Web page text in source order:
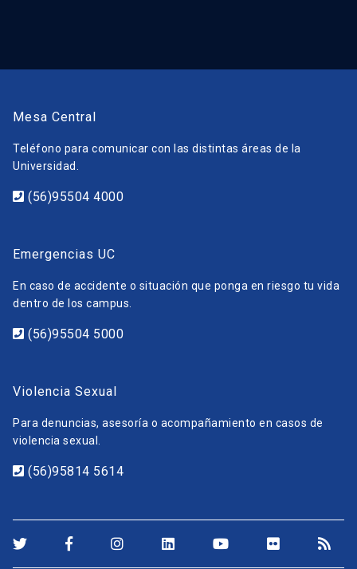
Mesa Central
Teléfono para comunicar con las distintas áreas de la
Universidad.
(56)95504 4000
Emergencias UC
En caso de accidente o situación que ponga en riesgo tu vida
dentro de los campus.
(56)95504 5000
Violencia Sexual
Para denuncias, asesoría o acompañamiento en casos de
violencia sexual.
(56)95814 5614